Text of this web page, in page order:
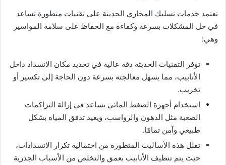
تعتمد خدمات تسليك المجاري الحديثة على تقنيات متطورة تساعد
في حل المشكلات بسرعة وكفاءة مع الحفاظ على سلامة المواسير
وهي:
توفر التقنيات الحديثة دقة عالية في تحديد مكان الانسداد داخل
الأنابيب، مما يسهل معالجته بسرعة دون الحاجة إلى تكسير أو
تخريب.
استخدام أجهزة الضغط المائي يساعد في إزالة التراكمات
الصعبة مثل الدهون والرواسب، ويعيد تدفق المياه بشكل
طبيعي وآمن تمامًا.
تقلل هذه الأساليب المتطورة من احتمالية تكرار الانسدادات،
حيث يتم تنظيف الأنابيب بعمق والتخلص من الأسباب الجذرية